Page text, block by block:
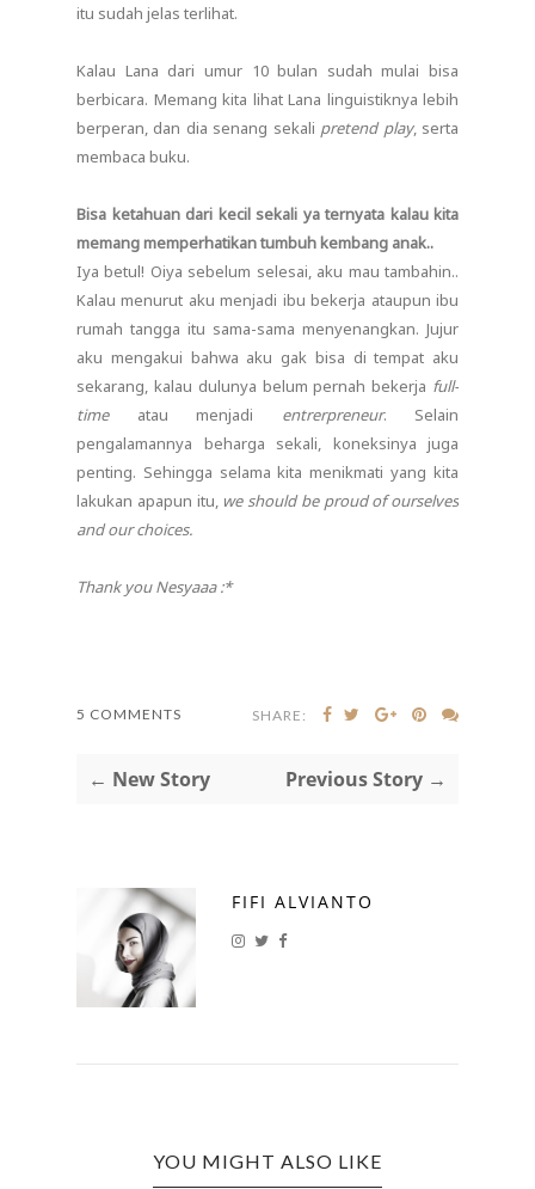
itu sudah jelas terlihat.
Kalau Lana dari umur 10 bulan sudah mulai bisa
berbicara. Memang kita lihat Lana linguistiknya lebih
berperan, dan dia senang sekali pretend play, serta
membaca buku.
Bisa ketahuan dari kecil sekali ya ternyata kalau kita
memang memperhatikan tumbuh kembang anak..
Iya betul! Oiya sebelum selesai, aku mau tambahin..
Kalau menurut aku menjadi ibu bekerja ataupun ibu
rumah tangga itu sama-sama menyenangkan. Jujur
aku mengakui bahwa aku gak bisa di tempat aku
sekarang, kalau dulunya belum pernah bekerja full-
timeatau menjadi entrerpreneur. Selain
pengalamannya beharga sekali, koneksinya juga
penting. Sehingga selama kita menikmati yang kita
lakukan apapun itu, we should be proud of ourselves
and our choices.
Thank you Nesyaaa :*
5 COMMENTS SHARE:
← New Story Previous Story →
FIFI ALVIANTO
YOU MIGHT ALSO LIKE